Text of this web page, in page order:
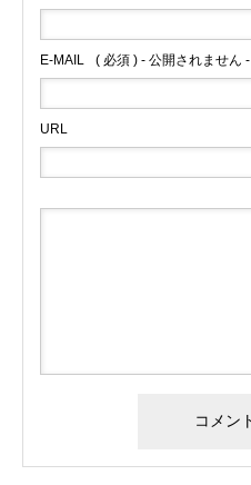
E-MAIL ( 必須 ) - 公開されません -
URL